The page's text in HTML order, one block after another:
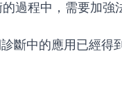
過程中，需要加強
斷中的應用已經得